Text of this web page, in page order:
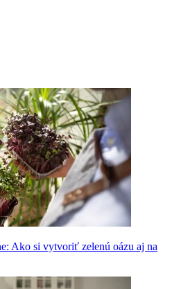
Ako si vytvoriť zelenú oázu aj na